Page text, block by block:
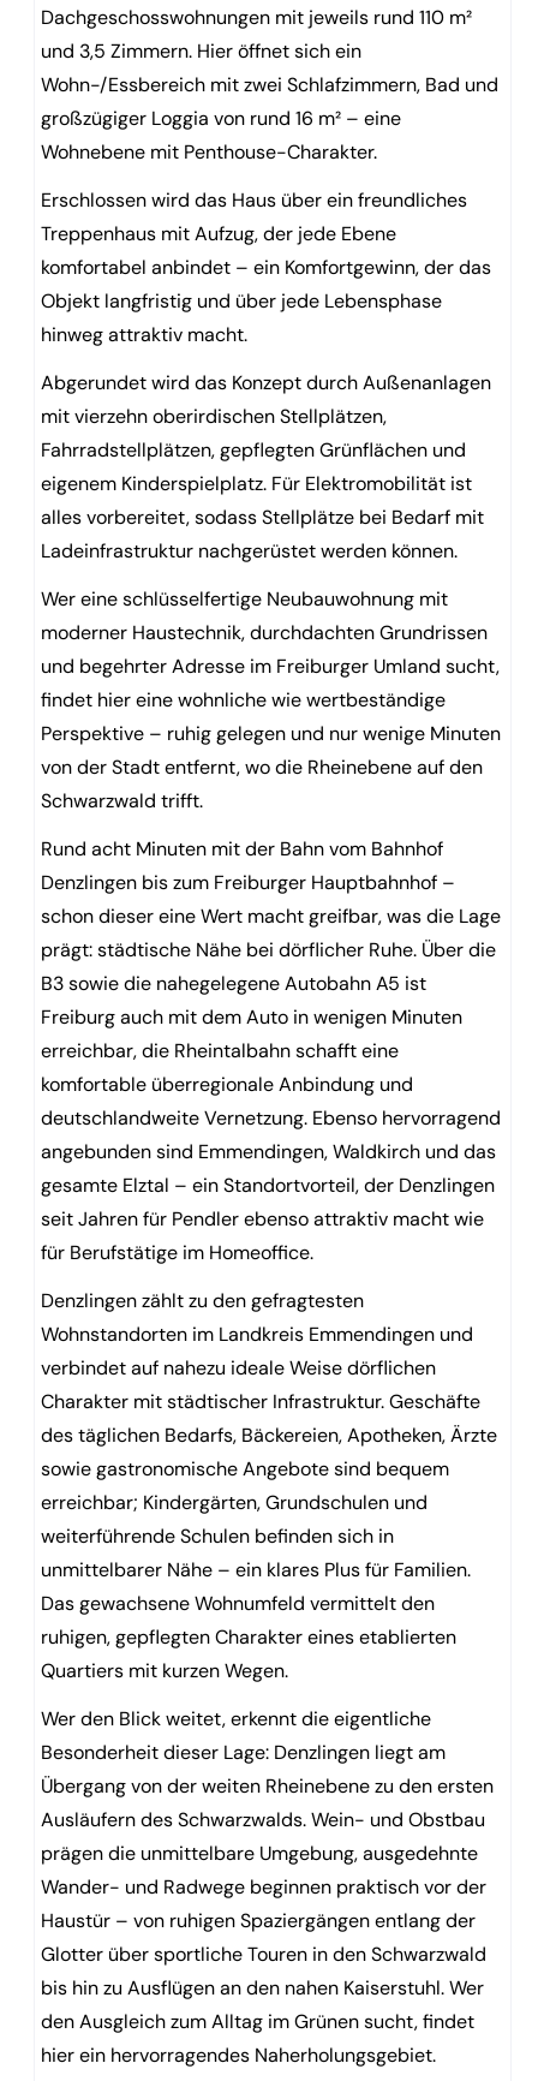
Dachgeschosswohnungen mit jeweils rund 110 m²
und 3,5 Zimmern. Hier öffnet sich ein
Wohn-/Essbereich mit zwei Schlafzimmern, Bad und
großzügiger Loggia von rund 16 m² – eine
Wohnebene mit Penthouse-Charakter.
Erschlossen wird das Haus über ein freundliches
Treppenhaus mit Aufzug, der jede Ebene
komfortabel anbindet – ein Komfortgewinn, der das
Objekt langfristig und über jede Lebensphase
hinweg attraktiv macht.
Abgerundet wird das Konzept durch Außenanlagen
mit vierzehn oberirdischen Stellplätzen,
Fahrradstellplätzen, gepflegten Grünflächen und
eigenem Kinderspielplatz. Für Elektromobilität ist
alles vorbereitet, sodass Stellplätze bei Bedarf mit
Ladeinfrastruktur nachgerüstet werden können.
Wer eine schlüsselfertige Neubauwohnung mit
moderner Haustechnik, durchdachten Grundrissen
und begehrter Adresse im Freiburger Umland sucht,
findet hier eine wohnliche wie wertbeständige
Perspektive – ruhig gelegen und nur wenige Minuten
von der Stadt entfernt, wo die Rheinebene auf den
Schwarzwald trifft.
Rund acht Minuten mit der Bahn vom Bahnhof
Denzlingen bis zum Freiburger Hauptbahnhof –
schon dieser eine Wert macht greifbar, was die Lage
prägt: städtische Nähe bei dörflicher Ruhe. Über die
B3 sowie die nahegelegene Autobahn A5 ist
Freiburg auch mit dem Auto in wenigen Minuten
erreichbar, die Rheintalbahn schafft eine
komfortable überregionale Anbindung und
deutschlandweite Vernetzung. Ebenso hervorragend
angebunden sind Emmendingen, Waldkirch und das
gesamte Elztal – ein Standortvorteil, der Denzlingen
seit Jahren für Pendler ebenso attraktiv macht wie
für Berufstätige im Homeoffice.
Denzlingen zählt zu den gefragtesten
Wohnstandorten im Landkreis Emmendingen und
verbindet auf nahezu ideale Weise dörflichen
Charakter mit städtischer Infrastruktur. Geschäfte
des täglichen Bedarfs, Bäckereien, Apotheken, Ärzte
sowie gastronomische Angebote sind bequem
erreichbar; Kindergärten, Grundschulen und
weiterführende Schulen befinden sich in
unmittelbarer Nähe – ein klares Plus für Familien.
Das gewachsene Wohnumfeld vermittelt den
ruhigen, gepflegten Charakter eines etablierten
Quartiers mit kurzen Wegen.
Wer den Blick weitet, erkennt die eigentliche
Besonderheit dieser Lage: Denzlingen liegt am
Übergang von der weiten Rheinebene zu den ersten
Ausläufern des Schwarzwalds. Wein- und Obstbau
prägen die unmittelbare Umgebung, ausgedehnte
Wander- und Radwege beginnen praktisch vor der
Haustür – von ruhigen Spaziergängen entlang der
Glotter über sportliche Touren in den Schwarzwald
bis hin zu Ausflügen an den nahen Kaiserstuhl. Wer
den Ausgleich zum Alltag im Grünen sucht, findet
hier ein hervorragendes Naherholungsgebiet.